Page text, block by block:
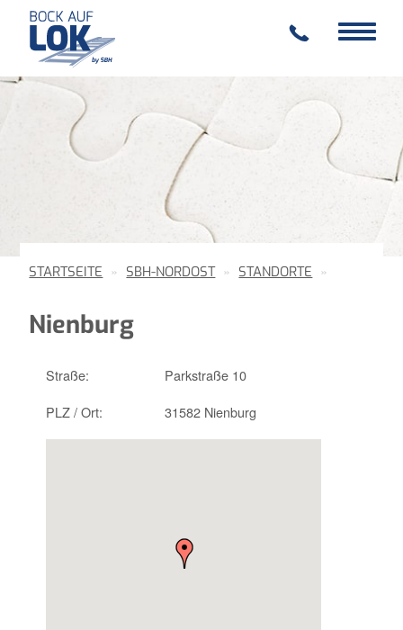
Toggle
navigation
Toggle
STARTSEITE SBH-NORDOST STANDORTE
Nienburg
Straße:
Parkstraße 10
PLZ / Ort:
31582 Nienburg